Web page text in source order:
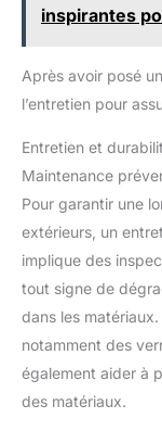
inspirantes
Après avoir posé
l’entretien pour
Entretien et
Maintenance
Pour garantir une
extérieurs, un
implique des
tout signe de
dans les
notamment des
également aider à
des matériaux.